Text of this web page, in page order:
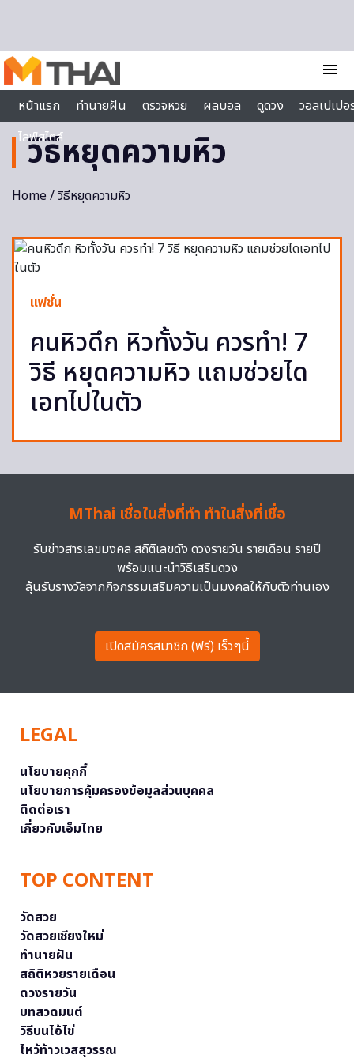
menu
หน้าแรก
ทำนายฝัน ตรวจหวย ผลบอล ดูดวง
วอลเปเป
ไลฟ์สไตล์
วิธีหยุดความหิว
Home/ วิธีหยุดความหิว
แฟชั่น
คนหิวดึก หิวทั้งวัน ควรทำ! 7
วิธี หยุดความหิว แถมช่วยได
เอทไปในตัว
MThai เชื่อในสิ่งที่ทำ ทำในสิ่งที่เชื่อ
รับข่าวสารเลขมงคล สถิติเลขดัง ดวงรายวัน รายเดือน รายปี
พร้อมแนะนำวิธีเสริมดวง
ลุ้นรับรางวัลจากกิจกรรมเสริมความเป็นมงคลให้กับตัวท่านเอง
เปิดสมัครสมาชิก (ฟรี) เร็วๆนี้
LEGAL
นโยบายคุกกี้
นโยบายการคุ้มครองข้อมูลส่วนบุคคล
ติดต่อเรา
เกี่ยวกับเอ็มไทย
TOP CONTENT
วัดสวย
วัดสวยเชียงใหม่
ทำนายฝัน
สถิติหวยรายเดือน
ดวงรายวัน
บทสวดมนต์
วิธีบนไอ้ไข่
ไหว้ท้าวเวสสุวรรณ